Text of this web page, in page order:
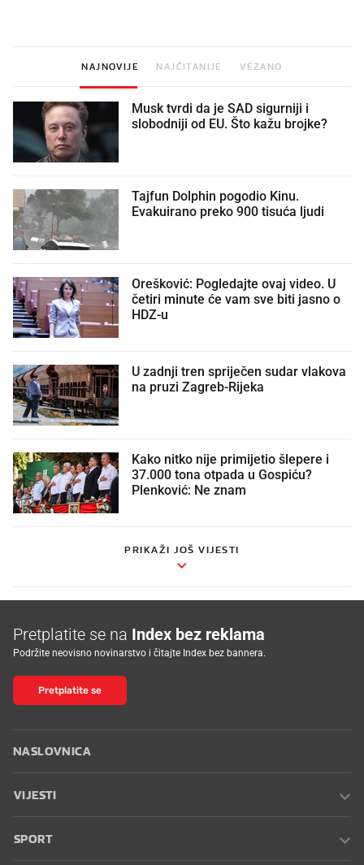
NAJNOVIJE NAJČITANIJE VEZANO
Musk tvrdi da je SAD sigurniji i
slobodniji od EU. Što kažu brojke?
Tajfun Dolphin pogodio Kinu.
Evakuirano preko 900 tisuća ljudi
Orešković: Pogledajte ovaj video. U
četiri minute će vam sve biti jasno o
HDZ-u
U zadnji tren spriječen sudar vlakova
na pruzi Zagreb-Rijeka
Kako nitko nije primijetio šlepere i
37.000 tona otpada u Gospiću?
Plenković: Ne znam
PRIKAŽI JOŠ VIJESTI
Pretplatite se na Index bez reklama
Podržite neovisno novinarstvo i čitajte Index bez bannera.
Pretplatite se
NASLOVNICA
VIJESTI
SPORT